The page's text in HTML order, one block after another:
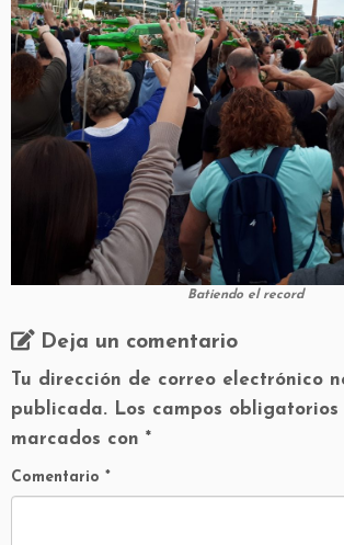
Batiendo el record
Deja un comentario
Tu dirección de correo electrónico
publicada. Los campos obligatorios
marcados con *
Comentario *